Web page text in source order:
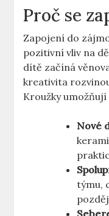
Proč se
Zapojení do
pozitivní vliv na
dítě začíná
kreativita
Kroužky umožňují
Nové
týmu,